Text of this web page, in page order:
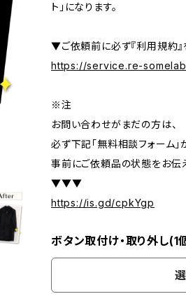
ト」になります。
▼ご依頼前に必ず『利用規約』
https://service.re-
※注
お問い合わせがまだの方は、
必ず下記「無料相談フォーム」
事前にご依頼品の状態をお伝え
▼▼▼
https://is.gd/cpkYgp
ボタン取付け・取り外し(1